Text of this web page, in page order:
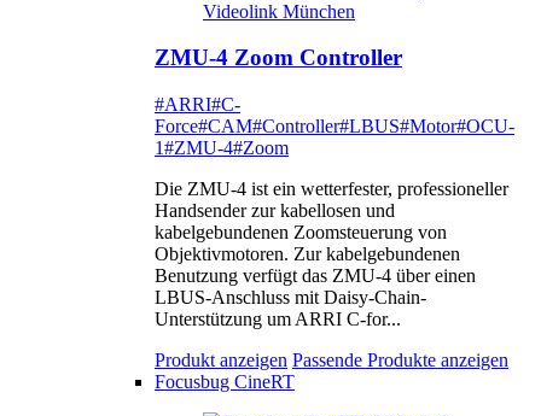
ZMU-4 Zoom Controller
#ARRI#C-
Force#CAM#Controller#LBUS#Motor#OCU-
1#ZMU-4#Zoom
Die ZMU-4 ist ein wetterfester, professioneller
Handsender zur kabellosen und
kabelgebundenen Zoomsteuerung von
Objektivmotoren. Zur kabelgebundenen
Benutzung verfügt das ZMU-4 über einen
LBUS-Anschluss mit Daisy-Chain-
Unterstützung um ARRI C-for...
Produkt anzeigen Passende Produkte anzeigen
Focusbug CineRT